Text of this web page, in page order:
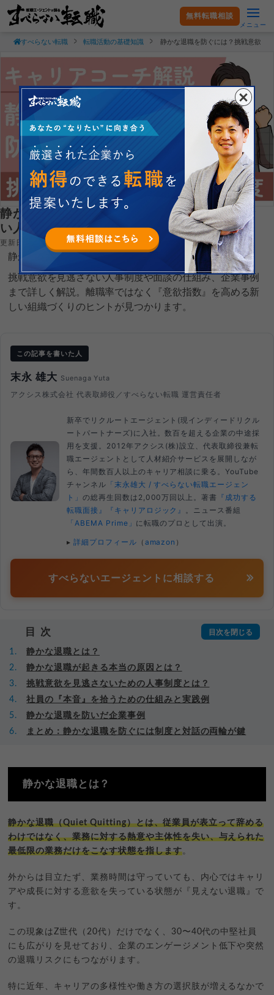
無料転職相談
メニュー
すべらない転職 転職活動の基礎知識 静かな退職を防ぐには？挑戦意欲を
静かな退職を防ぐには？挑戦意欲を見逃さな
い人事制度のつくり方
更新日：2026.04.23
静かな退職（Quiet Quitting）を防ぐには？
挑戦意欲を見逃さない人事制度や面談の仕組み、企業事例
まで詳しく解説。離職率ではなく『意欲指数』を高める新
しい組織づくりのヒントが見つかります。
この記事を書いた人
末永 雄大 Suenaga Yuta
アクシス株式会社 代表取締役／すべらない転職 運営責任者
新卒でリクルートエージェント(現インディードリクル
ートパートナーズ)に入社。数百を超える企業の中途採
用を支援。2012年アクシス(株)設立、代表取締役兼転
職エージェントとして人材紹介サービスを展開しなが
ら、年間数百人以上のキャリア相談に乗る。YouTube
チャンネル 「末永雄大 / すべらない転職エージェン
ト」 の総再生回数は2,000万回以上。著書 『成功する
転職面接』
『キャリアロジック』
。ニュース番組
「ABEMA Prime」 に転職のプロとして出演。
▸ 詳細プロフィール （ amazon ）
すべらないエージェントに相談する
目次
静かな退職とは？
静かな退職が起きる本当の原因とは？
挑戦意欲を見逃さないための人事制度とは？
社員の『本音』を拾うための仕組みと実践例
静かな退職を防いだ企業事例
まとめ：静かな退職を防ぐには制度と対話の両輪が鍵
静かな退職とは？
静かな退職（Quiet Quitting）とは、従業員が表立って辞める
わけではなく、業務に対する熱意や主体性を失い、与えられた
最低限の業務だけをこなす状態を指します。
外からは目立たず、業務時間は守っていても、内心ではキャリ
アや成長に対する意欲を失っている状態が『見えない退職』で
す。
この現象はZ世代（20代）だけでなく、30〜40代の中堅社員
にも広がりを見せており、企業のエンゲージメント低下や突然
の退職リスクにもつながります。
特に近年、キャリアの多様性や働き方の選択肢が増えるなかで